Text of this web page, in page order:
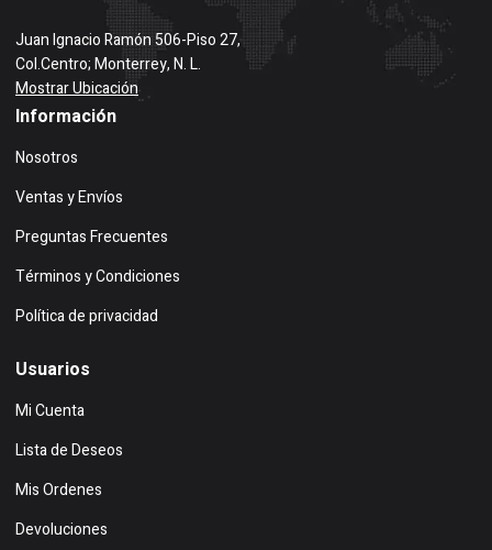
Juan Ignacio Ramón 506-Piso 27,
Col.Centro; Monterrey, N. L.
Mostrar Ubicación
Información
Nosotros
Ventas y Envíos
Preguntas Frecuentes
Términos y Condiciones
Política de privacidad
Usuarios
Mi Cuenta
Lista de Deseos
Mis Ordenes
Devoluciones